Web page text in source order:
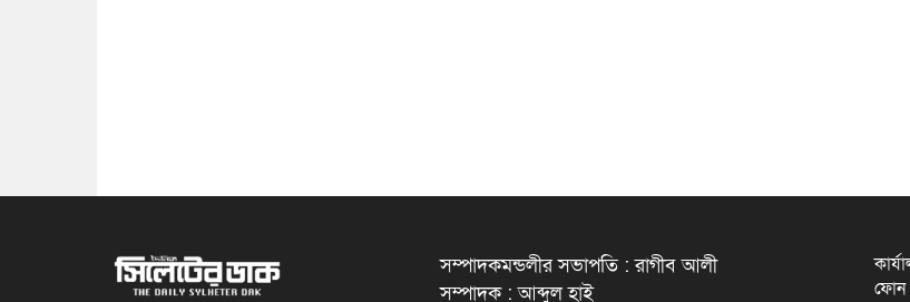
সম্পাদকমন্ডলীর সভাপতি : রাগীব আলী
সম্পাদক : আব্দুল হাই
ফোন